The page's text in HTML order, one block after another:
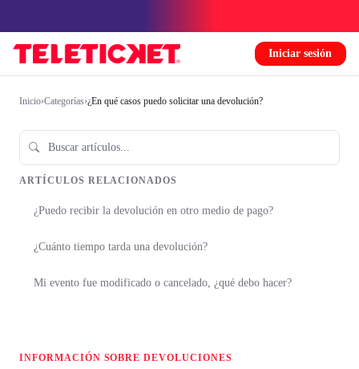
Iniciar sesión
Inicio›Categorías›¿En qué casos puedo solicitar una devolución?
ARTÍCULOS RELACIONADOS
¿Puedo recibir la devolución en otro medio de pago?
¿Cuánto tiempo tarda una devolución?
Mi evento fue modificado o cancelado, ¿qué debo hacer?
INFORMACIÓN SOBRE DEVOLUCIONES